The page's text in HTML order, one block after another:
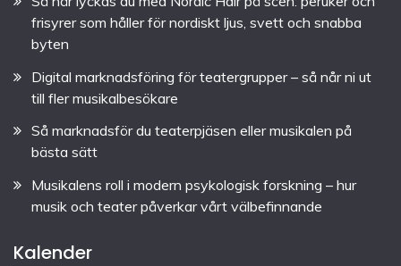
frisyrer som håller för nordiskt ljus, svett och snabba
byten
Digital marknadsföring för teatergrupper – så når ni ut
till fler musikalbesökare
Så marknadsför du teaterpjäsen eller musikalen på
bästa sätt
Musikalens roll i modern psykologisk forskning – hur
musik och teater påverkar vårt välbefinnande
Kalender